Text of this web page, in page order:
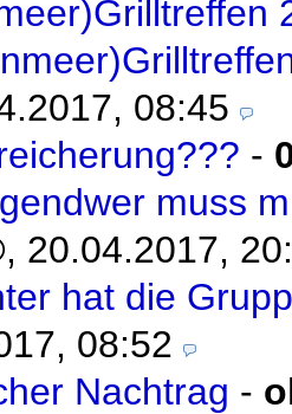
08:45
-
muss
, 20.04.2017,
hat die
08:52
Nachtrag -